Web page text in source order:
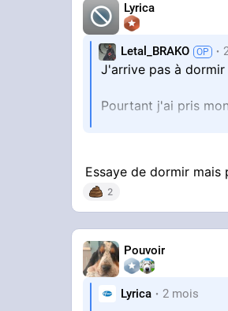
Lyrica
Letal_BRAKO
J'arrive pas à dormir
Pourtant j'ai pris
Hier j'ai du doubler
Essaye de dormir
2
Pouvoir
Lyrica 2 mois